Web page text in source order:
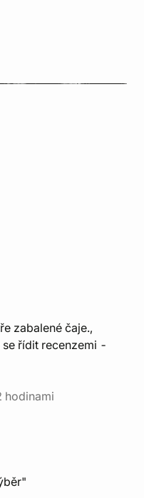
zabalené čaje.,
řídit recenzemi -
hodinami